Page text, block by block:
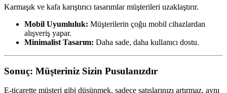
Karmaşık ve kafa karıştırıcı tasarımlar müşterileri uzaklaştırır.
Mobil Uyumluluk: Müşterilerin çoğu mobil cihazlardan
alışveriş yapar.
Minimalist Tasarım: Daha sade, daha kullanıcı dostu.
Sonuç: Müşteriniz Sizin Pusulanızdır
E-ticarette müşteri gibi düşünmek, sadece satışlarınızı artırmaz, aynı